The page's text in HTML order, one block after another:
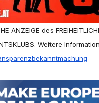
ANZEIGE des
Weitere